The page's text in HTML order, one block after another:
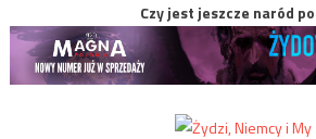
Czy jest jeszcze naród